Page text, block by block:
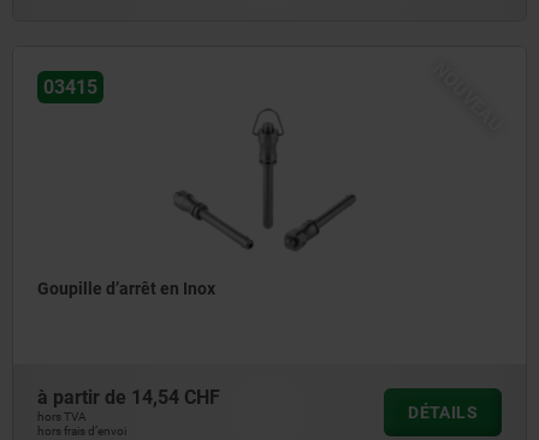
03415
Goupille d’arrêt en Inox
à partir de 14,54 CHF
hors TVA
hors frais d’envoi
DÉTAILS